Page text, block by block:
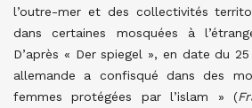
l’outre-mer et des collectivités
dans certaines mosquées à
D’après « Der spiegel », en date du
allemande a confisqué dans des
femmes protégées par l’islam » (